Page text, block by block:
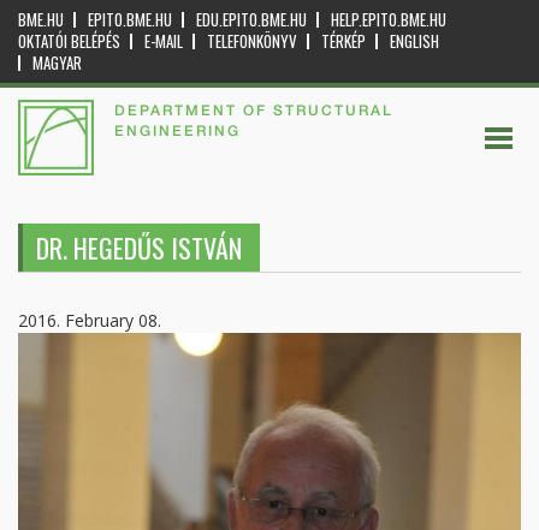
BME.HU EPITO.BME.HU EDU.EPITO.BME.HU
HELP.EPITO.BME.HU
OKTATÓI BELÉPÉS
E-MAIL TELEFONKÖNYV TÉRKÉP
ENGLISH
MAGYAR
DEPARTMENT OF STRUCTURAL
ENGINEERING
DR. HEGEDŰS ISTVÁN
2016. February 08.